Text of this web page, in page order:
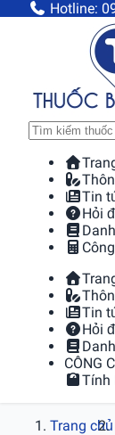
Hotline:
Tin
Hỏi
Tin
Hỏi
CÔNG
Tính
Trang chủ